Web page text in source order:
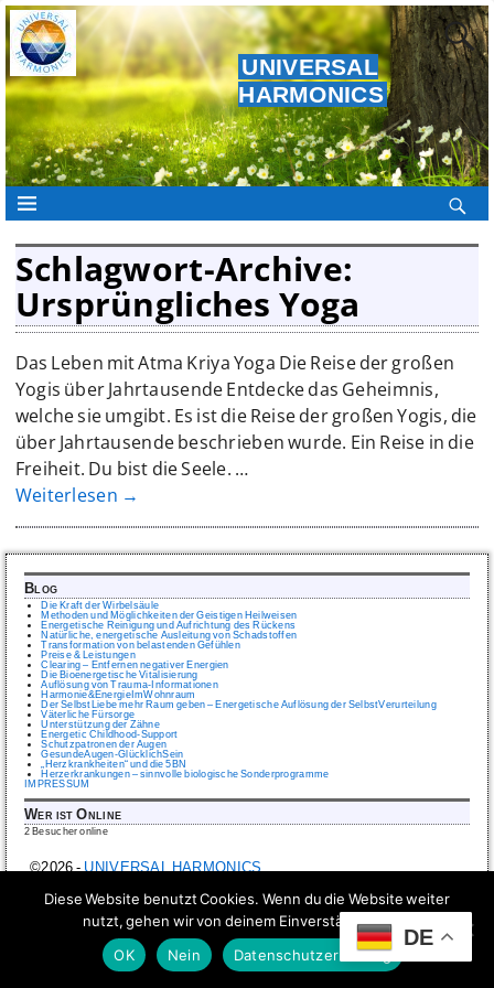
UNIVERSAL
HARMONICS
Schlagwort-Archive:
Ursprüngliches Yoga
Das Leben mit Atma Kriya Yoga Die Reise der großen
Yogis über Jahrtausende Entdecke das Geheimnis,
welche sie umgibt. Es ist die Reise der großen Yogis, die
über Jahrtausende beschrieben wurde. Ein Reise in die
Freiheit. Du bist die Seele. …
Weiterlesen →
Blog
Die Kraft der Wirbelsäule
Methoden und Möglichkeiten der Geistigen Heilweisen
Energetische Reinigung und Aufrichtung des Rückens
Natürliche, energetische Ausleitung von Schadstoffen
Transformation von belastenden Gefühlen
Preise & Leistungen
Clearing – Entfernen negativer Energien
Die Bioenergetische Vitalisierung
Auflösung von Trauma-Informationen
Harmonie&EnergieImWohnraum
Der SelbstLiebe mehr Raum geben – Energetische Auflösung der SelbstVerurteilung
Väterliche Fürsorge
Unterstützung der Zähne
Energetic Childhood-Support
Schutzpatronen der Augen
GesundeAugen-GlücklichSein
„Herzkrankheiten“ und die 5BN
Herzerkrankungen – sinnvolle biologische Sonderprogramme
IMPRESSUM
Wer ist Online
2 Besucher online
©2026 - UNIVERSAL HARMONICS
DE
Diese Website benutzt Cookies. Wenn du die Website weiter
nutzt, gehen wir von deinem Einverständnis aus.
OK
Nein Datenschutzerklärung